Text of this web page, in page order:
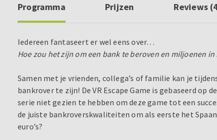
Programma Prijzen Reviews
Iedereen fantaseert er wel eens over…
Hoe zou het zijn om een bank te beroven en miljoenen
Samen met je vrienden, collega’s of familie kan je
bankrover te zijn! De VR Escape Game is gebaseerd op
serie niet gezien te hebben om deze game tot een
de juiste bankroverskwaliteiten om als eerste het
euro’s?